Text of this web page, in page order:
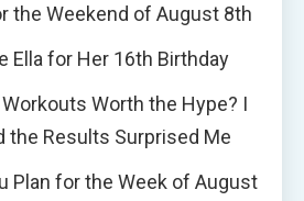
the Weekend of August 8th
Ella for Her 16th Birthday
Worth the Hype? I
the Results Surprised Me
Plan for the Week of August